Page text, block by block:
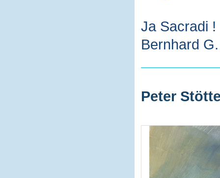
Ja Sacradi
Bernhard
Peter